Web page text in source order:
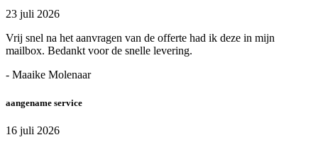
23 juli 2026
Vrij snel na het aanvragen van de offerte had ik deze in mijn
mailbox. Bedankt voor de snelle levering.
- Maaike Molenaar
aangename service
16 juli 2026